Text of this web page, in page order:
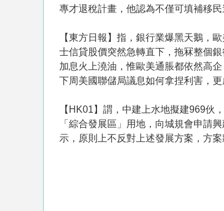
專才退稅計畫，他認為不僅可填補移
【東方日報】指，銀行業爆黑天鵝，
士信貸股價突然急轉直下，拖冧整個
加息火上澆油，惟歐美通脹都依然高
下周美國聯儲局議息如何拿捏利害，更
【HK01】謂，中建上水地擬建969伙
「綜合發展區」用地，向城規會申請
示，原則上不反對上述發展方案，方